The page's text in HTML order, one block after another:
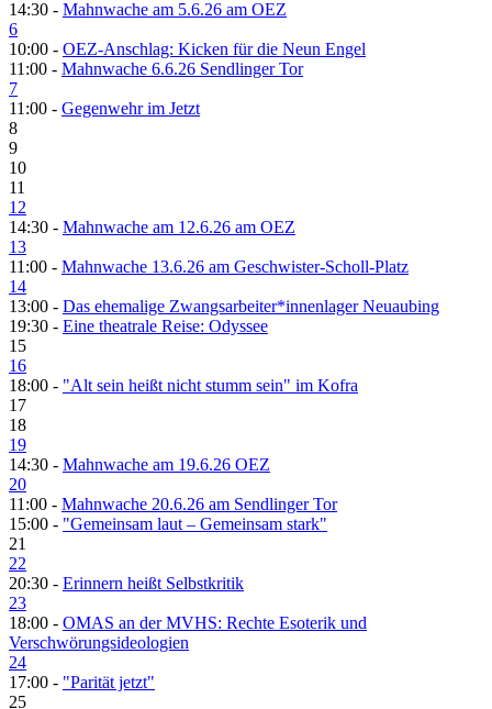
14:30 - Mahnwache am 5.6.26 am OEZ
6
10:00 - OEZ-Anschlag: Kicken für die Neun Engel
11:00 - Mahnwache 6.6.26 Sendlinger Tor
7
11:00 - Gegenwehr im Jetzt
8
9
10
11
12
14:30 - Mahnwache am 12.6.26 am OEZ
13
11:00 - Mahnwache 13.6.26 am Geschwister-Scholl-Platz
14
13:00 - Das ehemalige Zwangsarbeiter*innenlager Neuaubing
19:30 - Eine theatrale Reise: Odyssee
15
16
18:00 - "Alt sein heißt nicht stumm sein" im Kofra
17
18
19
14:30 - Mahnwache am 19.6.26 OEZ
20
11:00 - Mahnwache 20.6.26 am Sendlinger Tor
15:00 - "Gemeinsam laut – Gemeinsam stark"
21
22
20:30 - Erinnern heißt Selbstkritik
23
18:00 - OMAS an der MVHS: Rechte Esoterik und
Verschwörungsideologien
24
17:00 - "Parität jetzt"
25